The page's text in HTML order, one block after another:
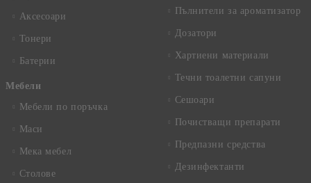
Аксесоари
Тонери
Батерии
Mебели
Мебели по поръчка
Маси
Мека мебел
Столове
Пълнители за ароматизатор
Дозатори
Хартиени материали
Течни тоалетни сапуни
Сешоари
Почистващи препарати
Предпазни средства
Дезинфектанти